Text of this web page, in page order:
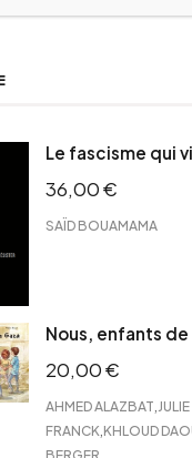
Le fascisme qui
36,00€
SAÏD BOUAMAMA
Nous, enfants de
20,00€
AHMED ALAZBAT JULIE
FRANCK KHLOUD